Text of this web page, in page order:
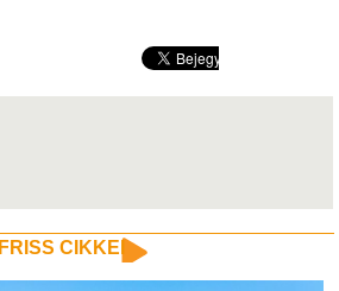
CIKKEI